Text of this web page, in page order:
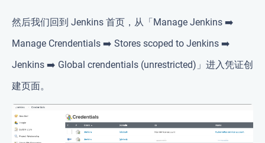
然后我们回到 Jenkins 首页，从「Manage Jenkins ➡️
Manage Crendentials ➡️ Stores scoped to Jenkins ➡️
Jenkins ➡️ Global crendentials (unrestricted)」进入凭证创
建页面。